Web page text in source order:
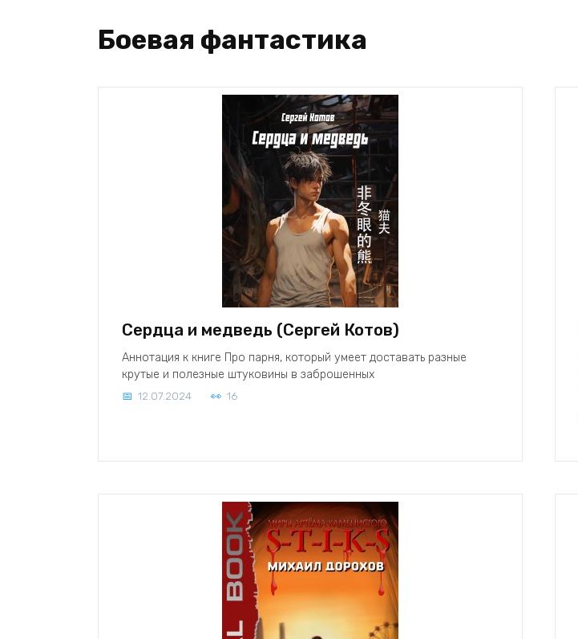
Боевая фантастика
Сердца и медведь (Сергей Котов)
Аннотация к книге Про парня, который умеет доставать разные
крутые и полезные штуковины в заброшенных
12.07.2024 16